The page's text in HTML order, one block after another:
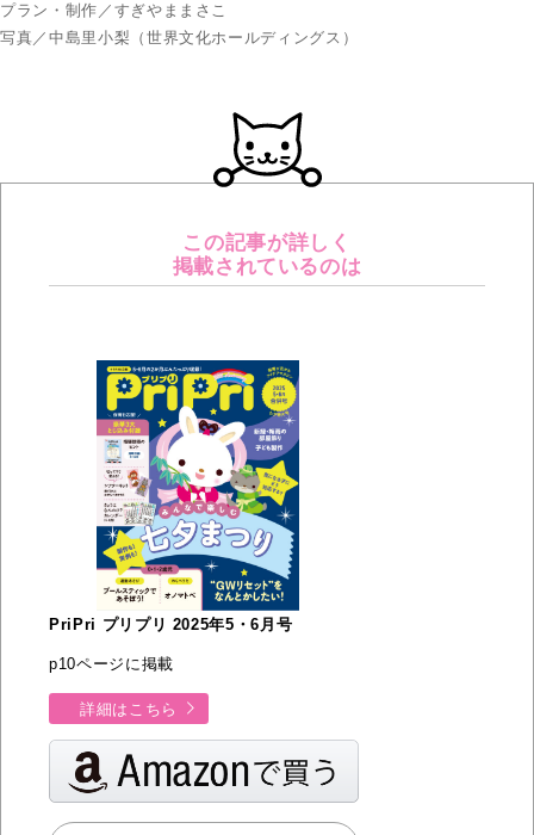
プラン・制作／すぎやままさこ
写真／中島里小梨（世界文化ホールディングス）
この記事が詳しく
掲載されているのは
PriPri プリプリ 2025年5・6月号
p10ページに掲載
詳細はこちら